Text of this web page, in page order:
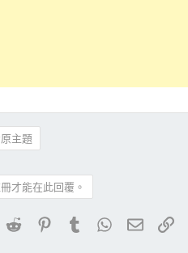
主題
才能在此回覆。
LinkedIn
Reddit PinterestTumblrWhatsApp
電子